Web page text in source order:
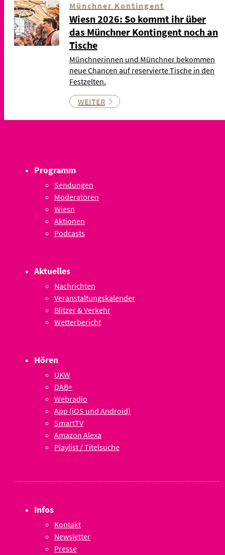
Münchner Kontingent
Wiesn 2026: So kommt ihr über
das Münchner Kontingent noch an
Tische
Münchnerinnen und Münchner bekommen
neue Chancen auf reservierte Tische in den
Festzelten.
WEITER
Programm
Sendungen
Moderatoren
Wiesn
Aktionen
Podcasts
Aktuelles
Nachrichten
Veranstaltungskalender
Blitzer & Verkehr
Wetterbericht
Hören
UKW
DAB+
Webradio
App (iOS und Android)
SmartTV
Amazon Alexa
Playlist / Titelsuche
Infos
Kontakt
Newsletter
Presse